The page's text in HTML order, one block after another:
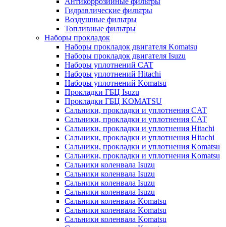
Гидравлические фильтры
Воздушные фильтры
Топливные фильтры
Наборы прокладок
Наборы прокладок двигателя Komatsu
Наборы прокладок двигателя Isuzu
Наборы уплотнений CAT
Наборы уплотнений Hitachi
Наборы уплотнений Komatsu
Прокладки ГБЦ Isuzu
Прокладки ГБЦ KOMATSU
Сальники, прокладки и уплотнения CAT
Сальники, прокладки и уплотнения CAT
Сальники, прокладки и уплотнения Hitachi
Сальники, прокладки и уплотнения Hitachi
Сальники, прокладки и уплотнения Komatsu
Сальники, прокладки и уплотнения Komatsu
Сальники коленвала Isuzu
Сальники коленвала Isuzu
Сальники коленвала Isuzu
Сальники коленвала Isuzu
Сальники коленвала Komatsu
Сальники коленвала Komatsu
Сальники коленвала Komatsu